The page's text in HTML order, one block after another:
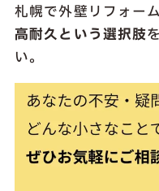
札幌で外壁リフォー
高耐久という選択肢
い。